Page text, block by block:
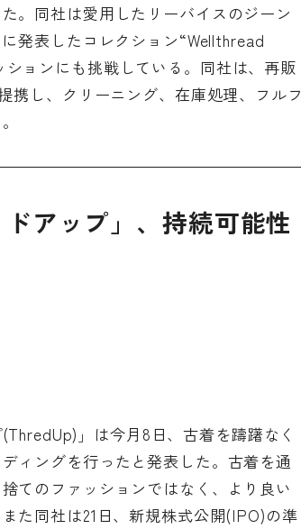
。同社は愛用したリーバイスのジーン
発表したコレクション“Wellthread
ョンにも挑戦している。同社は、再販
携し、クリーニング、在庫処理、フル
アップ」、持続可能性
」は今月8日、古着を躊躇なく
ィングを行ったと発表した。古着を通
てのファッションではなく、より良い
た同社は21日、新規株式公開(IPO)の準